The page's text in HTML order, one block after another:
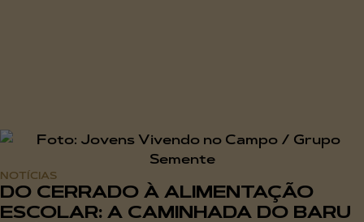
NOTÍCIAS
DO CERRADO À ALIMENTAÇÃO
ESCOLAR: A CAMINHADA DO BARU